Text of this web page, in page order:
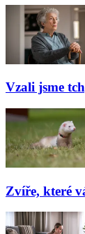
Vzali jsme
Zvíře, které